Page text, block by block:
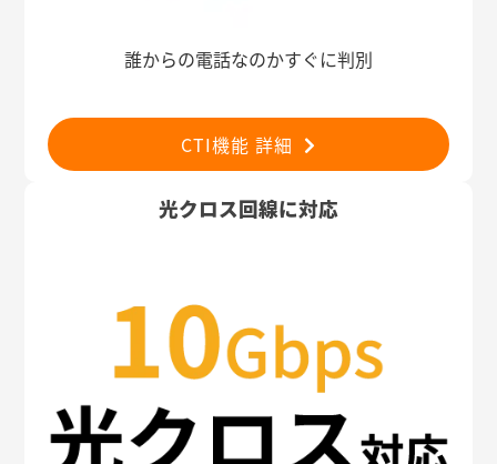
誰からの電話なのかすぐに判別
CTI機能 詳細
光クロス回線に対応